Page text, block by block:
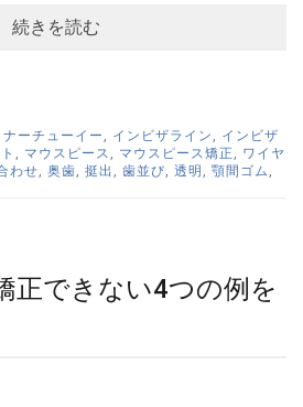
続きを読む
ナーチューイー インビザライン
インビザ
マウスピース マウスピース矯正
ワイヤ
わせ 奥歯 挺出 歯並び 透明 顎間ゴム
正できない4つの例を